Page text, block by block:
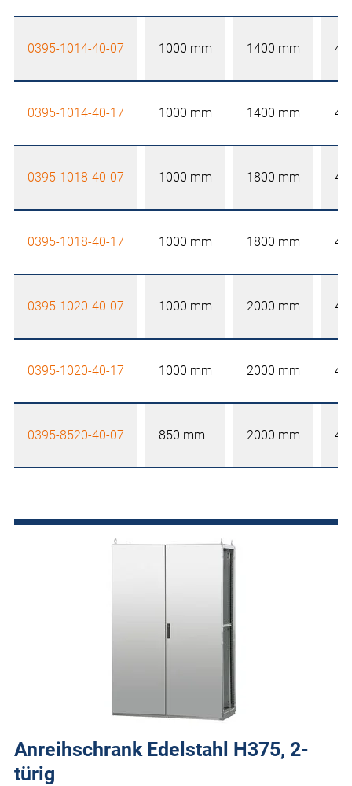
0395-1014-40-07 1000 mm 1400 mm
0395-1014-40-17 1000 mm 1400 mm
0395-1018-40-07 1000 mm 1800 mm
0395-1018-40-17 1000 mm 1800 mm
0395-1020-40-07 1000 mm 2000 mm
0395-1020-40-17 1000 mm 2000 mm
0395-8520-40-07 850 mm 2000 mm
Anreihschrank Edelstahl H375, 2-
türig